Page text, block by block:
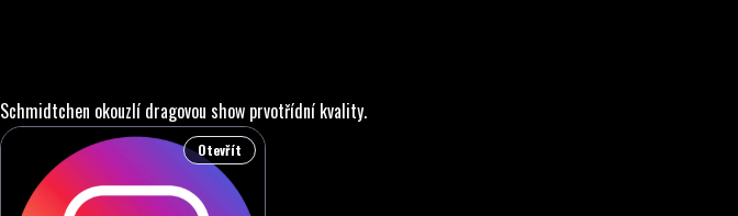
Schmidtchen okouzlí dragovou show prvotřídní kvality.
Otevřít